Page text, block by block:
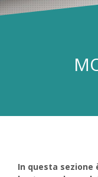
In questa sezione